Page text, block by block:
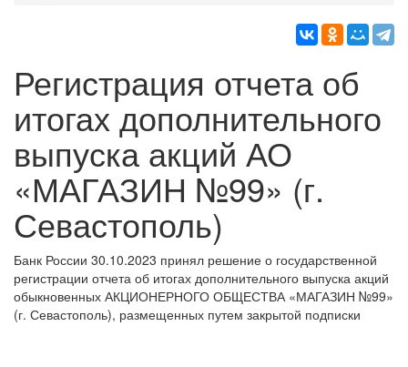
Регистрация отчета об
итогах дополнительного
выпуска акций АО
«МАГАЗИН №99» (г.
Севастополь)
Банк России 30.10.2023 принял решение о государственной
регистрации отчета об итогах дополнительного выпуска акций
обыкновенных АКЦИОНЕРНОГО ОБЩЕСТВА «МАГАЗИН №99»
(г. Севастополь), размещенных путем закрытой подписки